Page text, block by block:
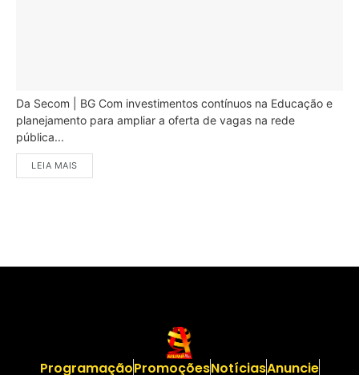
Da Secom | BG Com investimentos contínuos na Educação e
planejamento para ampliar a oferta de vagas na rede
pública...
LEIA MAIS
ProgramaçãoPromoçõesNotíciasAnuncie